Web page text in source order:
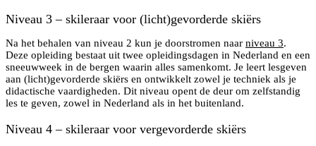
Niveau 3 – skileraar voor (licht)gevorderde skiërs
Na het behalen van niveau 2 kun je doorstromen naar niveau 3.
Deze opleiding bestaat uit twee opleidingsdagen in Nederland en een
sneeuwweek in de bergen waarin alles samenkomt. Je leert lesgeven
aan (licht)gevorderde skiërs en ontwikkelt zowel je techniek als je
didactische vaardigheden. Dit niveau opent de deur om zelfstandig
les te geven, zowel in Nederland als in het buitenland.
Niveau 4 – skileraar voor vergevorderde skiërs